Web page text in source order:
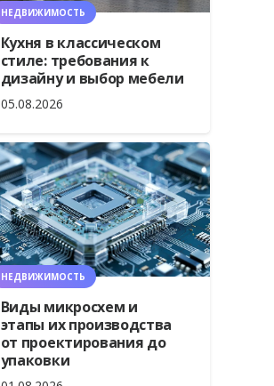
НЕДВИЖИМОСТЬ
Кухня в классическом
стиле: требования к
дизайну и выбор мебели
05.08.2026
НЕДВИЖИМОСТЬ
Виды микросхем и
этапы их производства
от проектирования до
упаковки